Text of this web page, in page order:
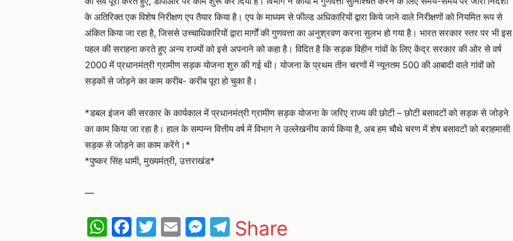
के अतिरिक्त एक विशेष निरीक्षण एप तैयार किया है। एप के माध्यम से फील्ड अधिकारियों द्वारा किये जाने वाले निरीक्षणों को नियमित रूप से
अंकित किया जा रहा है, जिससे उच्चाधिकारियों द्वारा मार्गों की गुणवत्ता का अनुश्रवण करना सुलभ हो गया है। भारत सरकार स्तर पर भी इस
पहल की सराहना करते हुए अन्य राज्यों को इसे अपनाने को कहा है। विदित है कि सड़क विहीन गांवों के लिए केंद्र सरकार की ओर से वर्ष
2000 में प्रधानमंत्री ग्रामीण सड़क योजना शुरु की गई थी। योजना के प्रथम तीन चरणों में न्यूनतम 500 की आबादी वाले गांवों को
सड़कों से जोड़ने का काम करीब- करीब पूरा हो चुका है।
*डबल इंजन की सरकार के कार्यकाल में प्रधानमंत्री ग्रामीण सड़क योजना के जरिए राज्य की छोटी – छोटी बसावटों को सड़क से जोड़ने
का काम किया जा रहा है। हाल के सम्पन्न वित्तीय वर्ष में विभाग ने उल्लेखनीय कार्य किया है, अब हम चौथे चरण में शेष बसावटों को बराहमासी
सड़क से जोड़ने का काम करेंगे।*
*पुष्कर सिंह धामी, मुख्यमंत्री, उत्तराखंड*
—
WhatsApp
Facebook
Twitter
EmailMessenger
Telegram
Share